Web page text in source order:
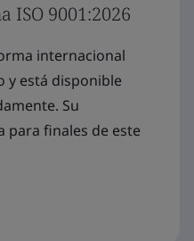
ISO 9001:2026
internacional
y está disponible
Su
para finales de este